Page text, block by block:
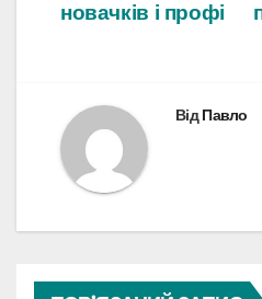
новачків і профі
ВідПавло